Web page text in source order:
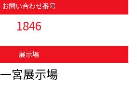
お問い合わせ番号
1846
展示場
一宮展示場